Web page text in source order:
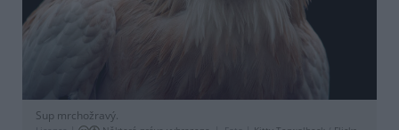
Sup mrchožravý.